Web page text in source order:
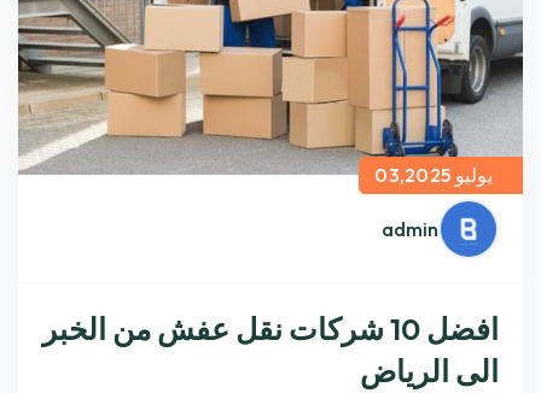
admin
يوليو 03,2025
افضل 10 شركات نقل عفش من الخبر
الى الرياض